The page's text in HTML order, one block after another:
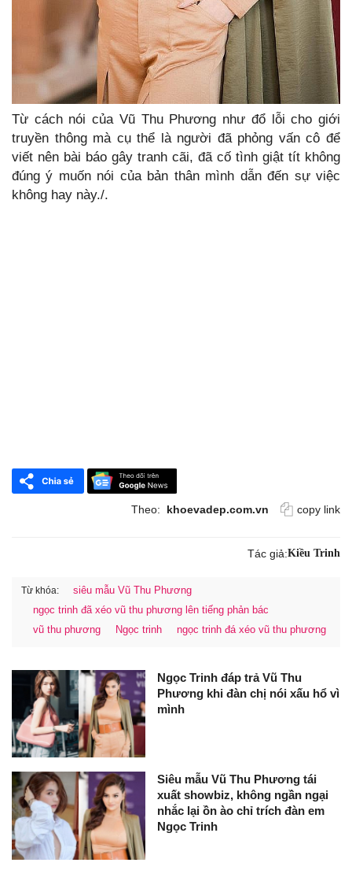
Từ cách nói của Vũ Thu Phương như đổ lỗi cho giới
truyền thông mà cụ thể là người đã phỏng vấn cô để
viết nên bài báo gây tranh cãi, đã cố tình giật tít không
đúng ý muốn nói của bản thân mình dẫn đến sự việc
không hay này./.
Theo: khoevadep.com.vn copy link
Tác giả:Kiều Trinh
Từ khóa:
siêu mẫu Vũ Thu Phương
ngọc trinh đã xéo vũ thu phương lên tiếng phản bác
vũ thu phương
Ngọc trinh ngọc trinh đá xéo vũ thu phương
Ngọc Trinh đáp trả Vũ Thu
Phương khi đàn chị nói xấu hổ vì
mình
Siêu mẫu Vũ Thu Phương tái
xuất showbiz, không ngần ngại
nhắc lại ồn ào chỉ trích đàn em
Ngọc Trinh